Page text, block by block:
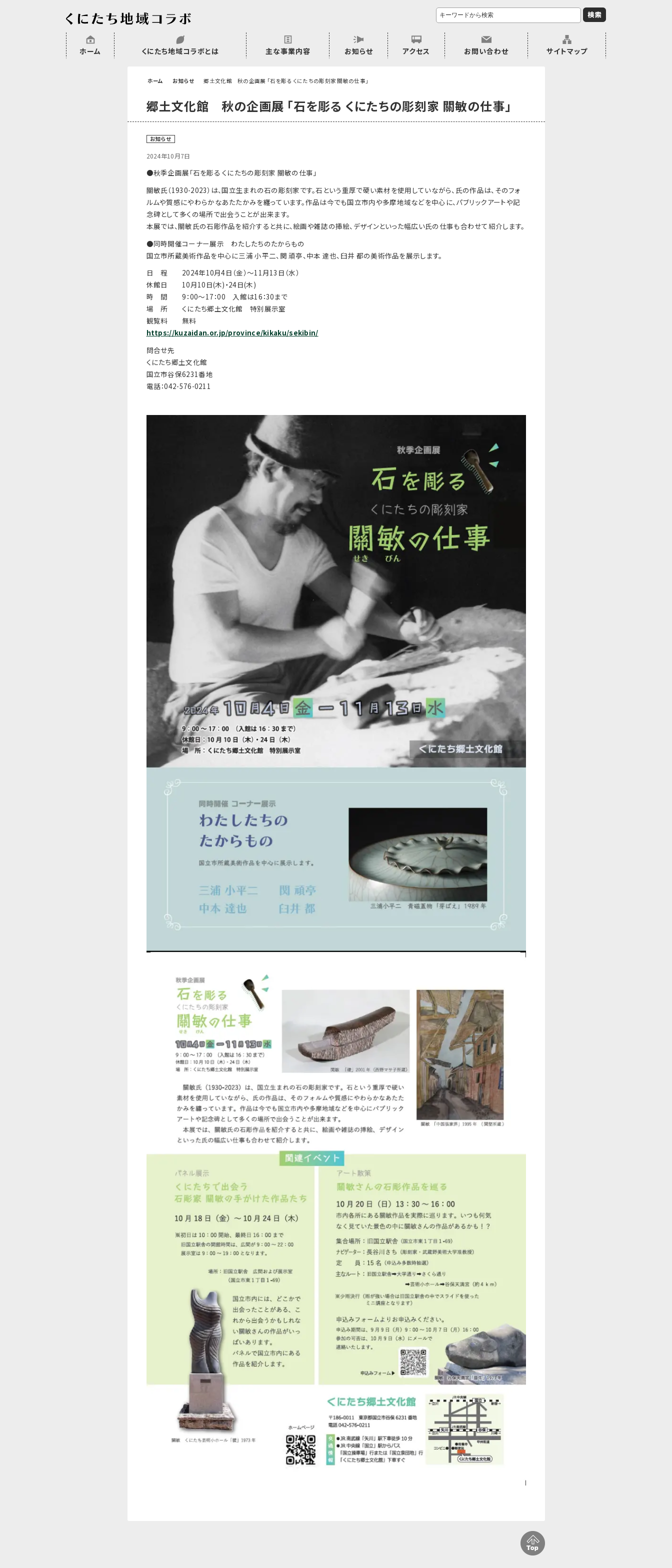
ホーム くにたち地域コラボとは 主な事業内容 お知らせ アクセス お問い合わせ サイトマップ
ホーム お知らせ 郷土文化館 秋の企画展 「石を彫る くにたちの彫刻家 關敏の仕事」
郷土文化館 秋の企画展 「石を彫る くにたちの彫刻家 關敏の仕事」
お知らせ
2024年10月7日
●秋季企画展「石を彫る くにたちの彫刻家 關敏の仕事」
關敏氏（1930-2023）は、国立生まれの石の彫刻家です。石という重厚で硬い素材を使用していながら、氏の作品は、そのフォ
ルムや質感にやわらかなあたたかみを纏っています。作品は今でも国立市内や多摩地域などを中心に、パブリックアートや記
念碑として多くの場所で出会うことが出来ます。
本展では、關敏氏の石彫作品を紹介すると共に、絵画や雑誌の挿絵、デザインといった幅広い氏の仕事も合わせて紹介します。
●同時開催コーナー展示 わたしたちのたからもの
国立市所蔵美術作品を中心に三浦 小平二、関 頑亭、中本 達也、臼井 都の美術作品を展示します。
日 程 2024年10月4日（金）～11月13日（水）
休館日 10月10日(木)・24日(木)
時 間 9：00～17：00 入館は16：30まで
場 所 くにたち郷土文化館 特別展示室
観覧料 無料
https://kuzaidan.or.jp/province/kikaku/sekibin/
問合せ先
くにたち郷土文化館
国立市谷保6231番地
電話：042-576-0211